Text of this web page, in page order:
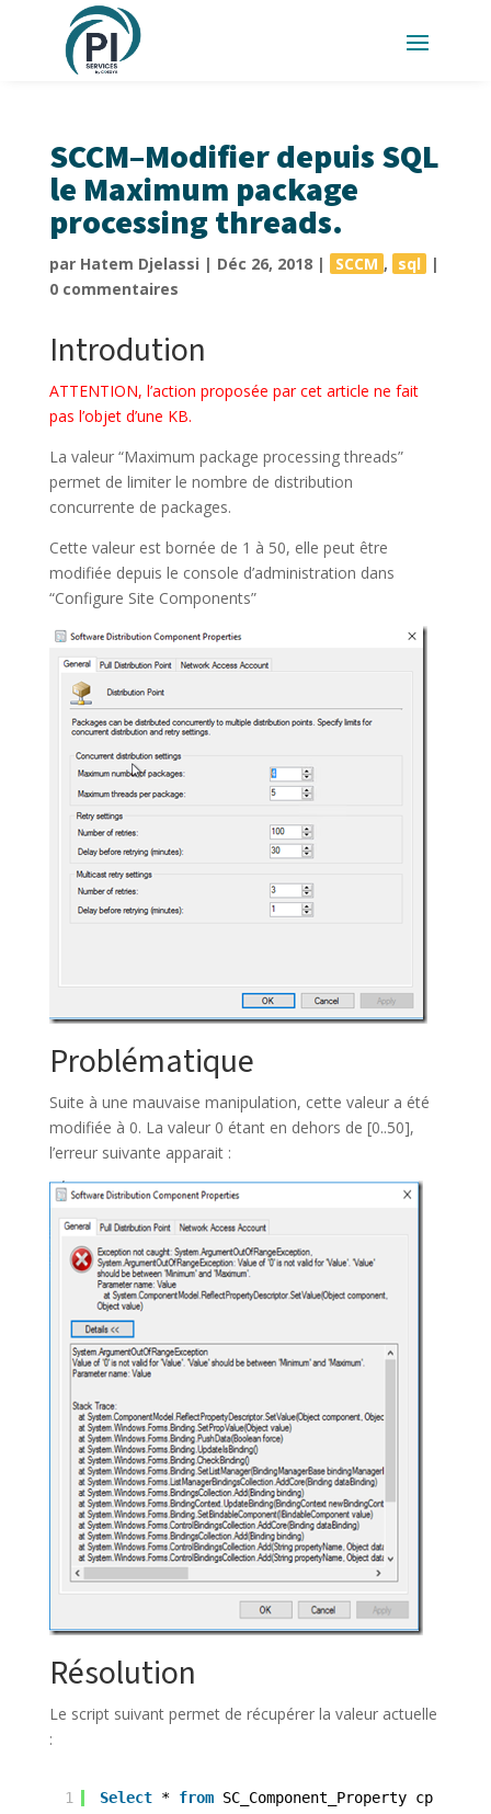
SCCM–Modifier depuis SQL
le Maximum package
processing threads.
par Hatem Djelassi | Déc 26, 2018| SCCM , sql
|
0 commentaires
Introdution
ATTENTION, l’action proposée par cet article ne fait
pas l’objet d’une KB.
La valeur “Maximum package processing threads”
permet de limiter le nombre de distribution
concurrente de packages.
Cette valeur est bornée de 1 à 50, elle peut être
modifiée depuis le console d’administration dans
“Configure Site Components”
Problématique
Suite à une mauvaise manipulation, cette valeur a été
modifiée à 0. La valeur 0 étant en dehors de [0..50],
l’erreur suivante apparait :
Résolution
Le script suivant permet de récupérer la valeur actuelle
:
1 Select * from SC_Component_Property cp